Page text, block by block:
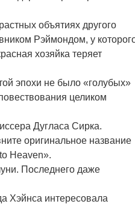
объятиях другого
Рэймондом, у
хозяйка теряет
эпохи не было «голубых»
целиком
Дугласа Сирка.
оригинальное название
Heaven».
Последнего даже
Хэйнса интересовала